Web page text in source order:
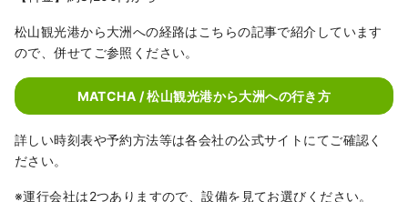
松山観光港から大洲への経路はこちらの記事で紹介しています
ので、併せてご参照ください。
MATCHA / 松山観光港から大洲への行き方
詳しい時刻表や予約方法等は各会社の公式サイトにてご確認く
ださい。
※運行会社は2つありますので、設備を見てお選びください。